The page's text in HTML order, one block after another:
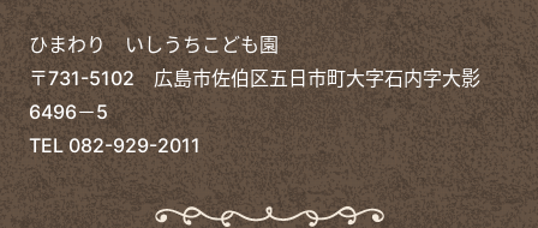
ひまわり いしうちこども園
〒731-5102 広島市佐伯区五日市町大字石内字大影
6496－5
TEL 082-929-2011